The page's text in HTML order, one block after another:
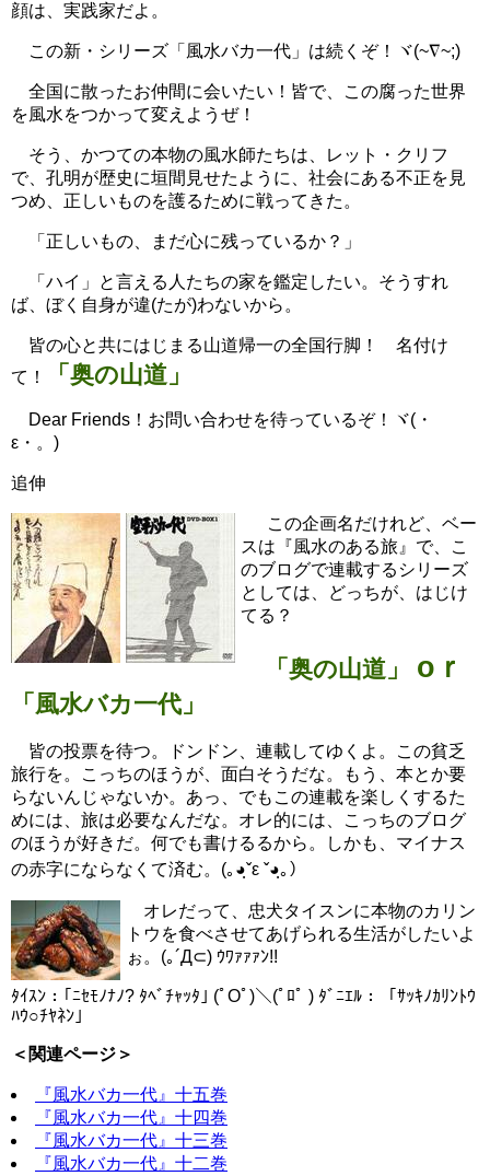
顔は、実践家だよ。
この新・シリーズ「風水バカ一代」は続くぞ！ヾ(~∇~;)
全国に散ったお仲間に会いたい！皆で、この腐った世界
を風水をつかって変えようぜ！
そう、かつての本物の風水師たちは、レット・クリフ
で、孔明が歴史に垣間見せたように、社会にある不正を見
つめ、正しいものを護るために戦ってきた。
「正しいもの、まだ心に残っているか？」
「ハイ」と言える人たちの家を鑑定したい。そうすれ
ば、ぼく自身が違(たが)わないから。
皆の心と共にはじまる山道帰一の全国行脚！ 名付け
て！
「奥の山道」
Dear Friends！お問い合わせを待っているぞ！ヾ(・
ε・。)
追伸
この企画名だけれど、ベー
スは『風水のある旅』で、こ
のブログで連載するシリーズ
としては、どっちが、はじけ
てる？
「奥の山道」 oｒ
「風水バカ一代」
皆の投票を待つ。ドンドン、連載してゆくよ。この貧乏
旅行を。こっちのほうが、面白そうだな。もう、本とか要
らないんじゃないか。あっ、でもこの連載を楽しくするた
めには、旅は必要なんだな。オレ的には、こっちのブログ
のほうが好きだ。何でも書けるるから。しかも、マイナス
の赤字にならなくて済む。(｡◕ฺˇε ˇ◕ฺ｡）
オレだって、忠犬タイスンに本物のカリン
トウを食べさせてあげられる生活がしたいよ
ぉ。(｡´Д⊂) ｳﾜｧｧｧﾝ!!
ﾀｲｽﾝ：｢ﾆｾﾓﾉﾅﾉ? ﾀﾍﾞﾁｬｯﾀ｣ (ﾟOﾟ)＼(ﾟﾛﾟ ) ﾀﾞﾆｴﾙ：「ｻｯｷﾉｶﾘﾝﾄｳ
ﾊｳ○ﾁﾔﾈﾝ」
＜関連ページ＞
『風水バカ一代』十五巻
『風水バカ一代』十四巻
『風水バカ一代』十三巻
『風水バカ一代』十二巻